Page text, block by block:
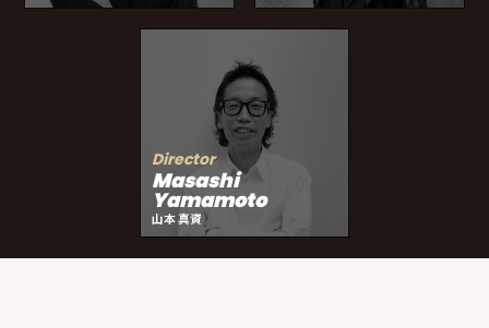
Director
Masashi
Yamamoto
山本 真資